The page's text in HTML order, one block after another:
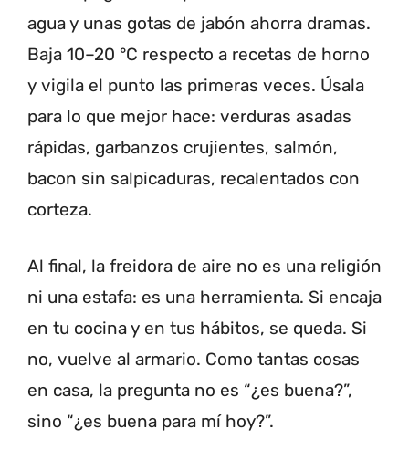
agua y unas gotas de jabón ahorra dramas.
Baja 10–20 °C respecto a recetas de horno
y vigila el punto las primeras veces. Úsala
para lo que mejor hace: verduras asadas
rápidas, garbanzos crujientes, salmón,
bacon sin salpicaduras, recalentados con
corteza.
Al final, la freidora de aire no es una religión
ni una estafa: es una herramienta. Si encaja
en tu cocina y en tus hábitos, se queda. Si
no, vuelve al armario. Como tantas cosas
en casa, la pregunta no es “¿es buena?”,
sino “¿es buena para mí hoy?”.